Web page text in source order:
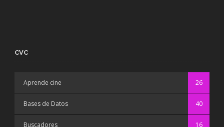
CVC
Aprende cine 26
Bases de Datos 40
Buscadores 16